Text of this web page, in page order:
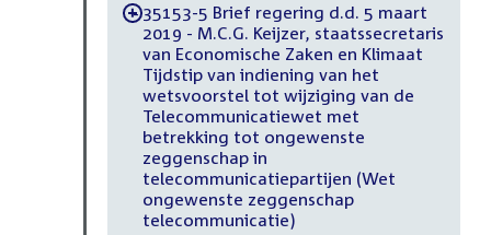
-35153-5 Brief regering d.d. 5 maart
2019 - M.C.G. Keijzer, staatssecretaris
van Economische Zaken en Klimaat
Tijdstip van indiening van het
wetsvoorstel tot wijziging van de
Telecommunicatiewet met
betrekking tot ongewenste
zeggenschap in
telecommunicatiepartijen (Wet
ongewenste zeggenschap
telecommunicatie)